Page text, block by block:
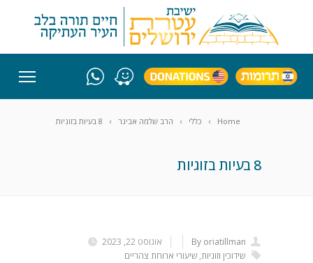
Home כללי הרב שלמה אבינר 8 בעיות בזוגיות
8 בעיות בזוגיות
אוגוסט 22, 2023 By oriatillman
שידוכין וזוגיות, שיעורי ארוחת צהריים